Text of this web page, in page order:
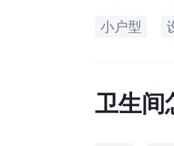
小户型
卫生间